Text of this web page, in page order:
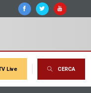
Live CERCA